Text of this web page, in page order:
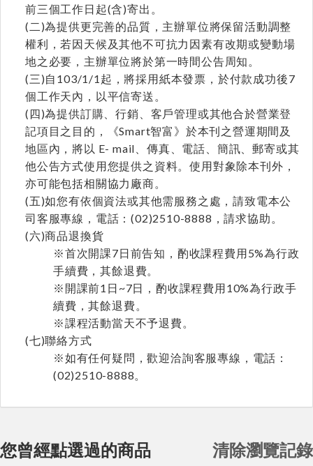
前三個工作日起(含)寄出。
(二)為提供更完善的品質，主辦單位將保留活動調整
權利，若因天候及其他不可抗力因素有改期或變動場
地之必要，主辦單位將於第一時間公告周知。
(三)自103/1/1起，將採用紙本發票，於付款成功後7
個工作天內，以平信寄送。
(四)為提供訂購、行銷、客戶管理或其他合於營業登
記項目之目的，《Smart智富》於本刊之營運期間及
地區內，將以 E- mail、傳真、電話、簡訊、郵寄或其
他公告方式使用您提供之資料。使用對象除本刊外，
亦可能包括相關協力廠商。
(五)如您有依個資法或其他需服務之處，請致電本公
司客服專線，電話：(02)2510-8888，請求協助。
(六)商品退換貨
※首次開課7日前告知，酌收課程費用5%為行政
手續費，其餘退費。
※開課前1日~7日，酌收課程費用10%為行政手
續費，其餘退費。
※課程活動當天不予退費。
(七)聯絡方式
※如有任何疑問，歡迎洽詢客服專線，電話：
(02)2510-8888。
您曾經點選過的商品 清除瀏覽記錄